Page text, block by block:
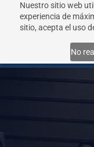
Nuestro sitio web
experiencia de
sitio, acepta el uso
No